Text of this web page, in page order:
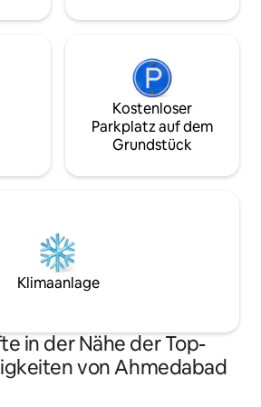
✨🏡
Sardar
Kostenloser
Parkplatz auf dem
Grundstück
Klimaanlage
in der Nähe der Top-
von Ahmedabad